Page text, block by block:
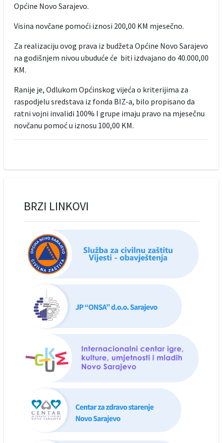
Općine Novo Sarajevo.
Visina novčane pomoći iznosi 200,00 KM mjesečno.
Za realizaciju ovog prava iz budžeta Općine Novo Sarajevo
na godišnjem nivou ubuduće će biti izdvajano do 40.000,00
KM.
Ranije je, Odlukom Općinskog vijeća o kriterijima za
raspodjelu sredstava iz fonda BIZ-a, bilo propisano da
ratni vojni invalidi 100% I grupe imaju pravo na mjesečnu
novčanu pomoć u iznosu 100,00 KM.
BRZI LINKOVI